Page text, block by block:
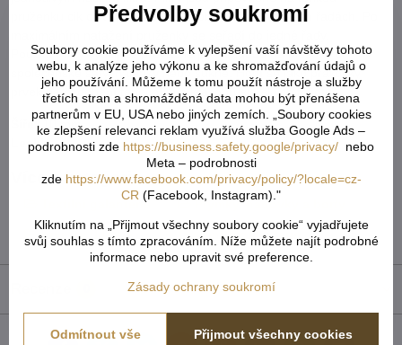
pruženku cik cak způsobem. Působí, že jsou ve třech řadách. Po
Použití: Flitry využijete převážně jako ozdobu na plesové či
společenské šaty, halenky nebo sukně. Hodí se jako praktický
prvek na ozdobení tanečních a krasobruslařských trikotů.
Šíře:10 mm
Lesklé
Více z kategorie
Textilní galanterie Prýmky, hadovky a borty
prýmky flitrové Tvoření & galanterie
Předvolby soukromí
Soubory cookie používáme k vylepšení vaší návštěvy tohoto
webu, k analýze jeho výkonu a ke shromažďování údajů o
jeho používání. Můžeme k tomu použít nástroje a služby
třetích stran a shromážděná data mohou být přenášena
partnerům v EU, USA nebo jiných zemích. „Soubory cookies
ke zlepšení relevanci reklam využívá služba Google Ads –
podrobnosti zde https://business.safety.google/privacy/ nebo
Meta – podrobnosti
zde https://www.facebook.com/privacy/policy/?locale=cz-
CR (Facebook, Instagram)."
Kliknutím na „Přijmout všechny soubory cookie“ vyjadřujete
svůj souhlas s tímto zpracováním. Níže můžete najít podrobné
informace nebo upravit své preference.
Zásady ochrany soukromí
Přijmout všechny cookies
Odmítnout vše